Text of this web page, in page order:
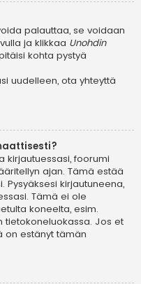
palauttaa, se voidaan
ja klikkaa Unohdin
kohta pystyä
uudelleen, ota yhteyttä
kirjautuessasi, foorumi
ajan. Tämä estää
Pysyäksesi kirjautuneena,
Tämä ei ole
koneelta, esim.
tietokoneluokassa. Jos et
on estänyt tämän